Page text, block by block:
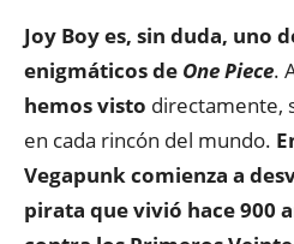
Joy Boy es, sin duda, uno
enigmáticos de One Piece.
hemos visto directamente,
en cada rincón del mundo.
Vegapunk comienza a
pirata que vivió hace 900